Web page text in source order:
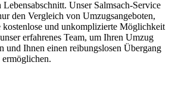
Unser Salmsach-Service
den Vergleich von Umzugsangeboten,
kostenlose und unkomplizierte Möglichkeit
erfahrenes Team, um Ihren Umzug
und Ihnen einen reibungslosen Übergang